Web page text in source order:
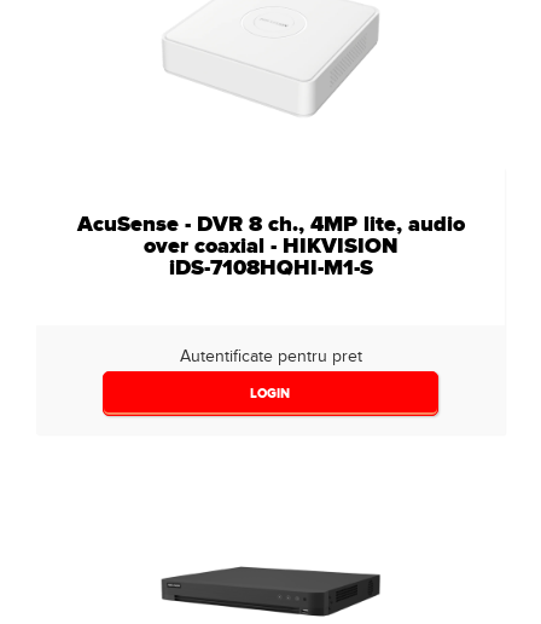
AcuSense - DVR 8 ch., 4MP lite, audio
over coaxial - HIKVISION
iDS-7108HQHI-M1-S
Autentificate pentru pret
LOGIN